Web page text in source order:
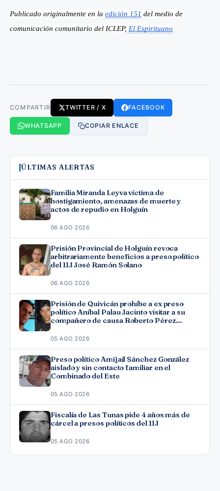
Publicado originalmente en la edición 151 del medio de
comunicación comunitario del ICLEP, El Espirituano
COMPARTIR TWITTER / X FACEBOOK
WHATSAPP COPIAR ENLACE
ÚLTIMAS ALERTAS
Familia Miranda Leyva víctima de
hostigamiento, amenazas de muerte y
actos de repudio en Holguín
06 AGO 2026
Prisión Provincial de Holguín revoca
arbitrariamente beneficios a preso político
del 11J José Ramón Solano
06 AGO 2026
Prisión de Quivicán prohíbe a ex preso
político Aníbal Palau Jacinto visitar a su
compañero de causa Roberto Pérez
05 AGO 2026
Preso político Amijail Sánchez González
aislado y sin contacto familiar en el
Combinado del Este
05 AGO 2026
Fiscalía de Las Tunas pide 4 años más de
cárcel a presos políticos del 11J
05 AGO 2026